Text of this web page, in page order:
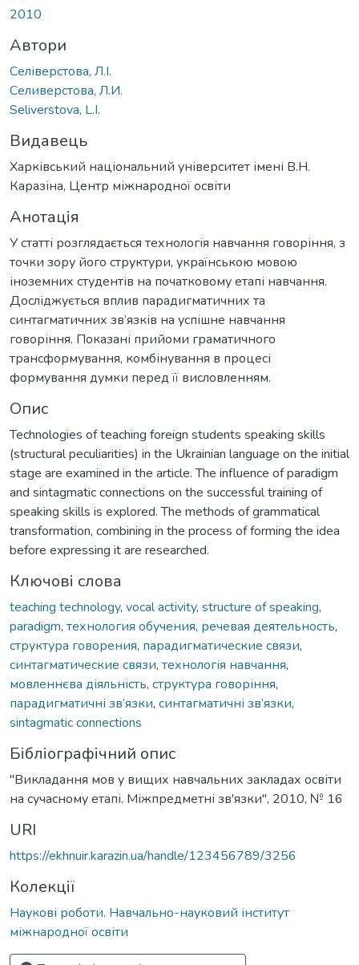
2010
Автори
Селіверстова, Л.І.
Селиверстова, Л.И.
Seliverstova, L.I.
Видавець
Харківський національний університет імені В.Н.
Каразіна, Центр міжнародної освіти
Анотація
У статті розглядається технологія навчання говоріння, з
точки зору його структури, українською мовою
іноземних студентів на початковому етапі навчання.
Досліджується вплив парадигматичних та
синтагматичних зв’язків на успішне навчання
говоріння. Показані прийоми граматичного
трансформування, комбінування в процесі
формування думки перед її висловленням.
Опис
Technologies of teaching foreign students speaking skills
(structural peculiarities) in the Ukrainian language on the initial
stage are examined in the article. The influence of paradigm
and sintagmatic connections on the successful training of
speaking skills is explored. The methods of grammatical
transformation, combining in the process of forming the idea
before expressing it are researched.
Ключові слова
teaching technology, vocal activity, structure of speaking,
paradigm, технология обучения, речевая деятельность,
структура говорения, парадигматические связи,
синтагматические связи, технологія навчання,
мовленнєва діяльність, структура говоріння,
парадигматичні зв’язки, синтагматичні зв’язки,
sintagmatic connections
Бібліографічний опис
"Викладання мов у вищих навчальних закладах освіти
на сучасному етапі. Міжпредметні зв'язки", 2010, № 16
URI
https://ekhnuir.karazin.ua/handle/123456789/3256
Колекції
Наукові роботи. Навчально-науковий інститут
міжнародної освіти